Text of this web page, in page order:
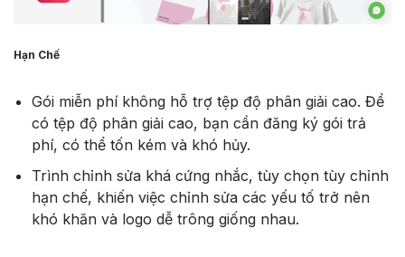
Hạn Chế
Gói miễn phí không hỗ trợ tệp độ phân giải cao. Để
có tệp độ phân giải cao, bạn cần đăng ký gói trả
phí, có thể tốn kém và khó hủy.
Trình chỉnh sửa khá cứng nhắc, tùy chọn tùy chỉnh
hạn chế, khiến việc chỉnh sửa các yếu tố trở nên
khó khăn và logo dễ trông giống nhau.